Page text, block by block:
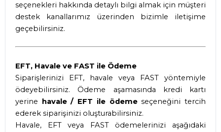
seçenekleri hakkında detaylı bilgi almak için müşteri
destek kanallarımız üzerinden bizimle iletişime
geçebilirsiniz.
EFT, Havale ve FAST ile Ödeme
Siparişlerinizi EFT, havale veya FAST yöntemiyle
ödeyebilirsiniz. Ödeme aşamasında kredi kartı
yerine havale / EFT ile ödemeseçeneğini tercih
ederek siparişinizi oluşturabilirsiniz.
Havale, EFT veya FAST ödemelerinizi aşağıdaki